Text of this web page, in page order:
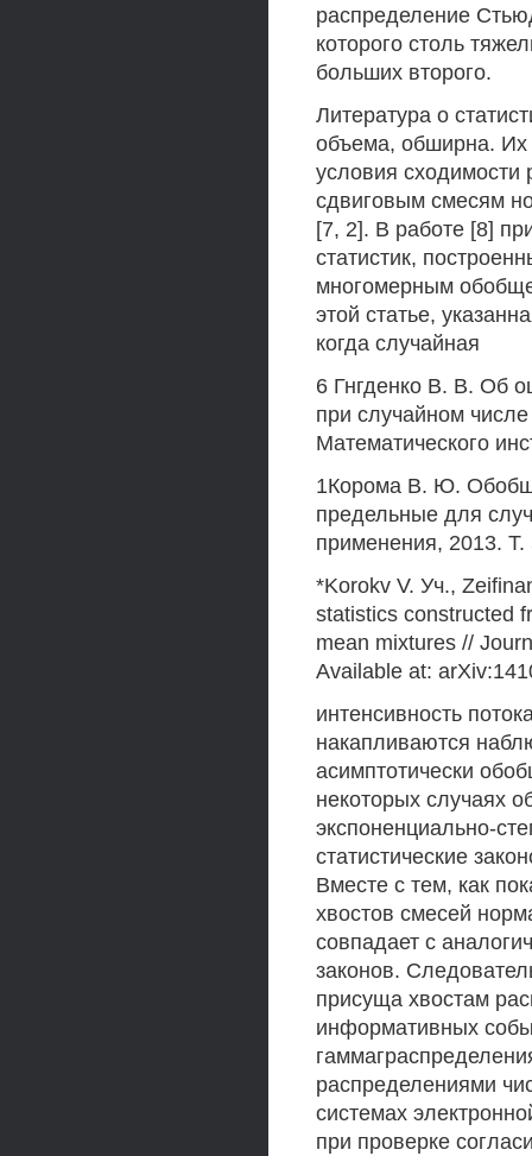
распределение
которого столь
больших второго.
Литература о
объема, обширна. Их
условия сходимости
сдвиговым смесям
[7, 2]. В работе [8]
статистик,
многомерным
этой статье,
когда случайная
6 Гнгденко В. В. Об
при случайном
Математического
1Корома В. Ю.
предельные для
применения, 2013.
*Korokv V. Уч.,
statistics constructed
mean mixtures //
Available at:
интенсивность
накапливаются
асимптотически
некоторых случаях
экспоненциально-
статистические
Вместе с тем, как
хвостов смесей
совпадает с
законов.
присуща хвостам
информативных
распределениями
системах
при проверке